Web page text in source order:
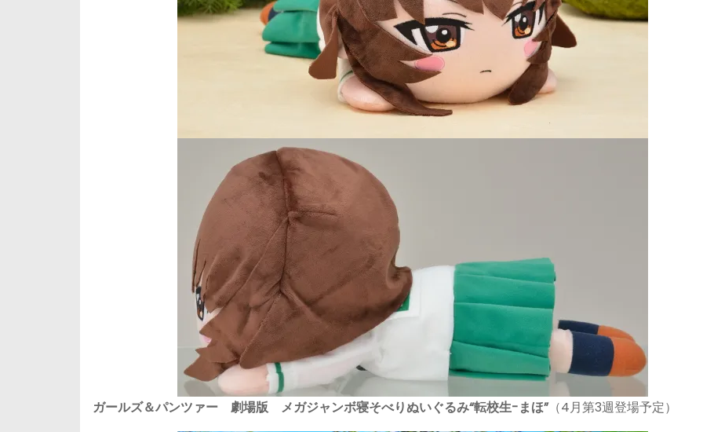
ガールズ＆パンツァー 劇場版 メガジャンボ寝そべりぬいぐるみ“転校生-まほ”（4月第3週登場予定）